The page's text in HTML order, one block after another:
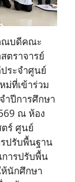
บดีคณะ
ตราจารย์
ระจำศูนย์
ม่ที่เข้าร่วม
ำปีการศึกษา
ณ ห้อง
ร์ ศูนย์
ปรับพื้นฐาน
ารปรับพื้น
นักศึกษา